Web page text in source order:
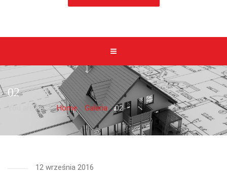
02
You are here: Home Galeria 02
12 września 2016